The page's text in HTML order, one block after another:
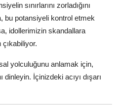
sınırlarını zorladığını
bu potansiyeli kontrol etmek
idollerimizin skandallara
çıkabiliyor.
yolculuğunu anlamak için,
dinleyin. İçinizdeki acıyı dışarı